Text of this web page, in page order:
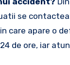
se
care apare o
de ore, iar